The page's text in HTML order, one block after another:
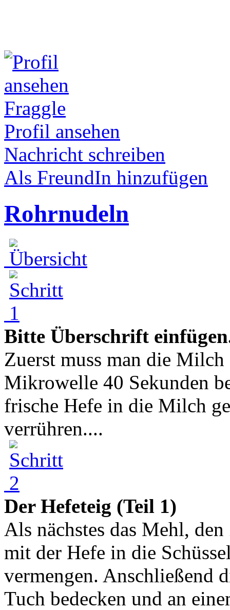
Fraggle
Profil ansehen
Nachricht schreiben
Als FreundIn hinzufügen
Rohrnudeln
Bitte Überschrift
Zuerst muss man die
Mikrowelle 40 Sekunden
frische Hefe in die Milch
verrühren....
Der Hefeteig (Teil 1)
Als nächstes das Mehl,
mit der Hefe in die
vermengen. Anschließend
Tuch bedecken und an